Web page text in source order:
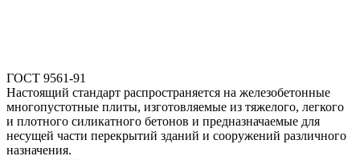
ГОСТ 9561-91
Настоящий стандарт распространяется на железобетонные
многопустотные плиты, изготовляемые из тяжелого, легкого
и плотного силикатного бетонов и предназначаемые для
несущей части перекрытий зданий и сооружений различного
назначения.